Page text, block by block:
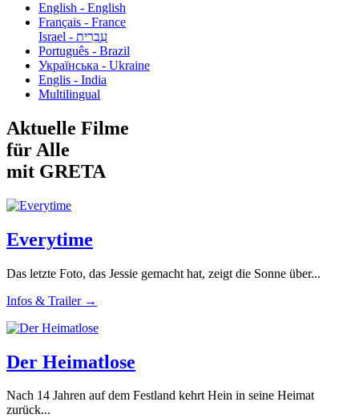
English - English
Français - France
עִבְרִית - Israel
Português - Brazil
Українська - Ukraine
Englis - India
Multilingual
Aktuelle Filme
für Alle
mit GRETA
Everytime
Das letzte Foto, das Jessie gemacht hat, zeigt die Sonne über...
Infos & Trailer →
Der Heimatlose
Nach 14 Jahren auf dem Festland kehrt Hein in seine Heimat
zurück...